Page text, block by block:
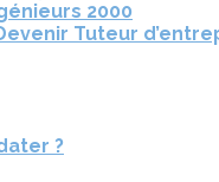
2000
Tuteur
?